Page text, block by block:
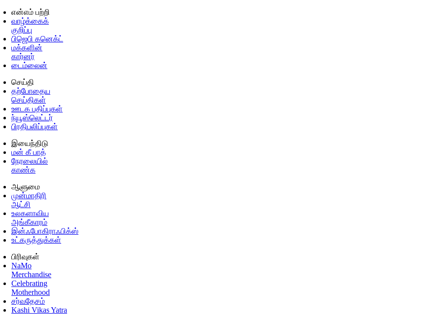
என்எம் பற்றி
வாழ்க்கைக்
குறிப்பு
பிஜெபி கனெக்ட்
மக்களின்
கார்னர்
டைம்லைன்
செய்தி
தற்போதைய
செய்திகள்
ஊடக பதிப்புகள்
ந்யூஸ்லெட்டர்
பிரதிபலிப்புகள்
இயைந்திடு
மன் கீ பாத்
நேரலையில்
காண்க
ஆளுமை
முன்மாதிரி
ஆட்சி
உலகளாவிய
அங்கீகாரம்
இன்ஃபோகிராஃபிக்ஸ்
உட்கருத்துக்கள்
பிரிவுகள்
NaMo
Merchandise
Celebrating
Motherhood
சர்வதேசம்
Kashi Vikas Yatra